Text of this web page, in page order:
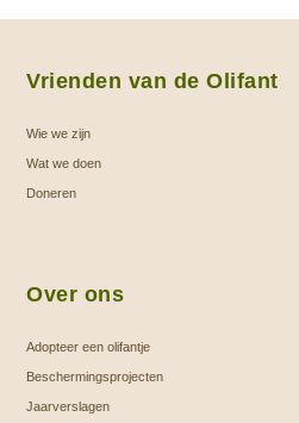
Vrienden van de Olifant
Wie we zijn
Wat we doen
Doneren
Over ons
Adopteer een olifantje
Beschermingsprojecten
Jaarverslagen